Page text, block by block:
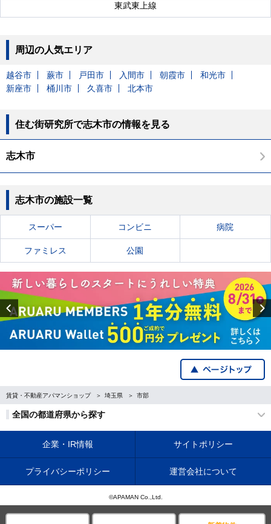
東武東上線
周辺の人気エリア
越谷市 蕨市 戸田市 入間市 朝霞市
和光市
新座市
桶川市 久喜市 北本市
住む街研究所で志木市の情報を見る
志木市
志木市の施設一覧
スーパー コンビニ 病院
ファミレス 公園
Previous
賃貸・不動産アパマンショップ 埼玉県 市部
全国の都道府県から探す
企業・IR情報 サイトポリシー
プライバシーポリシー 運営会社について
©APAMAN Co.,Ltd.